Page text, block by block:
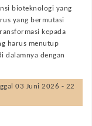
bioteknologi yang
yang bermutasi
kepada
harus menutup
dalamnya dengan
03 Juni 2026 - 22